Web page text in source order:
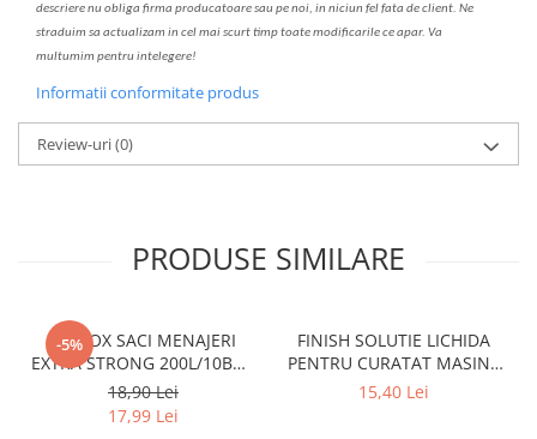
descriere nu obliga firma producatoare sau pe noi, in niciun fel fata de client. Ne
straduim sa actualizam in cel mai scurt timp toate modificarile ce apar. Va
multumim pentru intelegere!
Informatii conformitate produs
Review-uri(0)
PRODUSE SIMILARE
-5%
CLINOX SACI MENAJERI
EXTRA STRONG 200L/10BUC
LDPE NEGRI (90*122CM)
ETICHETA MOV
18,90 Lei
17,99 Lei
FINISH SOLUTIE LICHIDA
PENTRU CURATAT MASINA
DE SPALAT VASE 250ML
15,40 Lei